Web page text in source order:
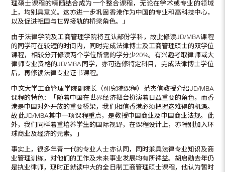
理硕士课程的精髓结合成为一个整合课程，无论在学术或专业的领域
上，均别具意义。这亦进一步巩固香港作为中国的专业和高科技中心，
以及促进祖国与世界接轨的桥梁角色。」
由于法律学院及工商管理学院将互认部份学科，故此修读JD/MBA课程
的同学可在较短的时间内，同时完成法律博士及工商管理硕士的双学位
课程，相较分开修读两个学位所需的学分少20%。有兴趣考取律师或大
律师专业资格的JD/MBA同学，亦可选修特定科目，完成法律博士学位
后，再修读法律专业证书课程。
中文大学工商管理学院副院长（研究院课程）范杰信教授介绍JD/MBA
课程的特色：「随着中国在世界经济舞台扮演着日益重要的角色，而香
港是中国对外开放的重要桥梁，我们相信香港必须把握这难得的机遇。
故此JD/MBA其中一项课程重点，是教授中国商业及中国商业法规。此
外，我们同样着重培养学生的国际视野，在课程设计上，亦特别加入环
球商业及经济的元素。」
事实上，很多年青一代的专业人士亦认同，同时兼具法律专业知识及商
业管理训练，对他们的工作及未来事业发展均有所裨益。胡启勋去年仍
是执业律师，现时正就读中大的全日制工商管理硕士课程，他认为暂时